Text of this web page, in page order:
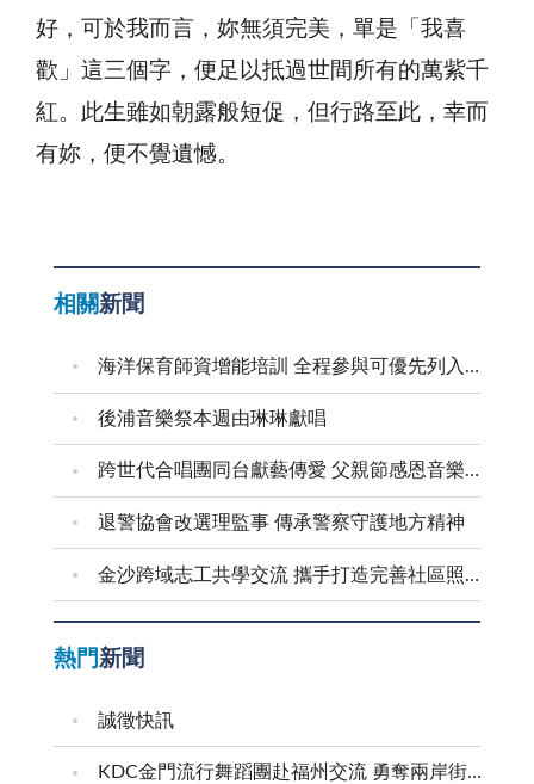
好，可於我而言，妳無須完美，單是「我喜
歡」這三個字，便足以抵過世間所有的萬紫千
紅。此生雖如朝露般短促，但行路至此，幸而
有妳，便不覺遺憾。
相關新聞
海洋保育師資增能培訓 全程參與可優先列入到校宣導講師
後浦音樂祭本週由琳琳獻唱
跨世代合唱團同台獻藝傳愛 父親節感恩音樂會溫馨登場
退警協會改選理監事 傳承警察守護地方精神
金沙跨域志工共學交流 攜手打造完善社區照顧網絡
熱門新聞
誠徵快訊
KDC金門流行舞蹈團赴福州交流 勇奪兩岸街舞賽三等獎